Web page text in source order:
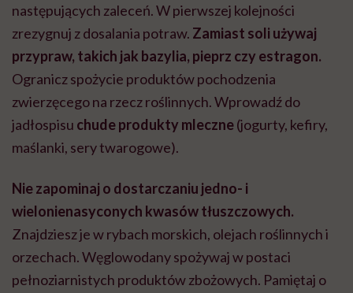
następujących zaleceń. W pierwszej kolejności
zrezygnuj z dosalania potraw. Zamiast soli używaj
przypraw, takich jak bazylia, pieprz czy estragon.
Ogranicz spożycie produktów pochodzenia
zwierzęcego na rzecz roślinnych. Wprowadź do
jadłospisu chude produkty mleczne(jogurty, kefiry,
maślanki, sery twarogowe).
Nie zapominaj o dostarczaniu jedno- i
wielonienasyconych kwasów tłuszczowych.
Znajdziesz je w rybach morskich, olejach roślinnych i
orzechach. Węglowodany spożywaj w postaci
pełnoziarnistych produktów zbożowych. Pamiętaj o